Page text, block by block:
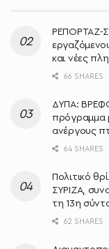
ΡΕΠΟΡΤΑΖ-
και νέες
66 SHARES
ΔΥΠΑ:
πρόγραμμα
ανέργους
64 SHARES
Πολιτικό
ΣΥΡΙΖΑ,
τη 13η
62 SHARES